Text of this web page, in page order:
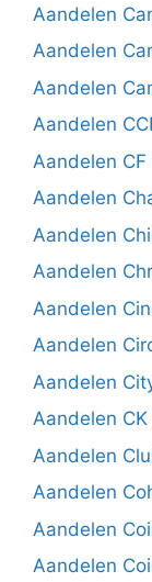
Aandelen
Aandelen
Aandelen
Aandelen
Aandelen
Aandelen
Aandelen
Aandelen
Aandelen
Aandelen
Aandelen
Aandelen
Aandelen
Aandelen
Aandelen
Aandelen